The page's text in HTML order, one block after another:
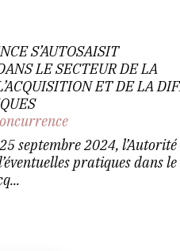
S’AUTOSAISIT
LE SECTEUR DE LA
ET DE LA
septembre 2024, l’Autorité
pratiques dans